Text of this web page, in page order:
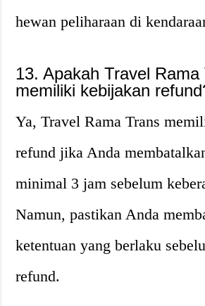
hewan peliharaan di
13. Apakah Travel Rama
memiliki kebijakan
Ya, Travel Rama Trans
refund jika Anda
minimal 3 jam sebelum
Namun, pastikan Anda
ketentuan yang berlaku
refund.